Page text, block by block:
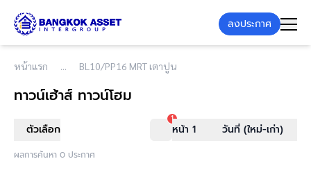
ลงประกาศ
หน้าแรก BL10/PP16 MRT เตาปูน
ทาวน์เฮ้าส์ ทาวน์โฮม
ตัวเลือก
1
หน้า 1 วันที่ (ใหม่-เก่า)
ผลการค้นหา 0 ประกาศ